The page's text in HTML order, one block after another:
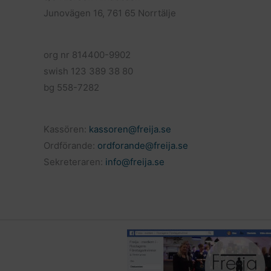
Junovägen 16, 761 65 Norrtälje
org nr 814400-9902
swish 123 389 38 80
bg 558-7282
Kassören: kassoren@freija.se
Ordförande: ordforande@freija.se
Sekreteraren: info@freija.se